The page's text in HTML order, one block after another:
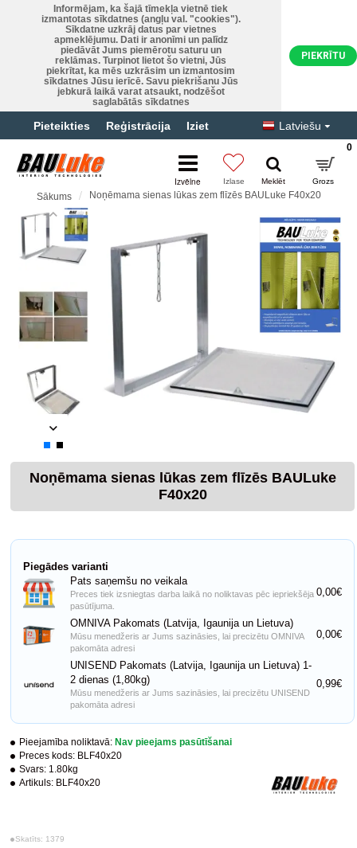
Informējam, ka šajā tīmekļa vietnē tiek
izmantotas sīkdatnes (angļu val. "cookies").
Sīkdatne uzkrāj datus par vietnes
apmeklējumu. Dati ir anonīmi un palīdz
piedāvāt Jums piemērotu saturu un
reklāmas. Turpinot lietot šo vietni, Jūs
piekrītat, ka mēs uzkrāsim un izmantosim
sīkdatnes Jūsu ierīcē. Savu piekrišanu Jūs
jebkurā laikā varat atsaukt, nodzēšot
saglabātās sīkdatnes
PIEKRĪTU
Pieteikties Reģistrācija Iziet Latviešu
0
Sākums Noņēmama sienas lūkas zem flīzēs BAULuke F40x20
Noņēmama sienas lūkas zem flīzēs BAULuke
F40x20
Pieejamība noliktavā: Nav pieejams pasūtīšanai
Preces kods: BLF40x20
Svars: 1.80kg
Artikuls: BLF40x20
Skatīts: 1379
Piegādes varianti
Pats saņemšu no veikala
Preces tiek izsniegtas darba laikā no noliktavas pēc iepriekšēja
pasūtījuma.
0,00€
OMNIVA Pakomats (Latvija, Igaunija un Lietuva)
Mūsu menedžeris ar Jums sazināsies, lai precizētu OMNIVA
pakomāta adresi
0,00€
UNISEND Pakomats (Latvija, Igaunija un Lietuva) 1-
2 dienas (1,80kg)
Mūsu menedžeris ar Jums sazināsies, lai precizētu UNISEND
pakomāta adresi
0,99€